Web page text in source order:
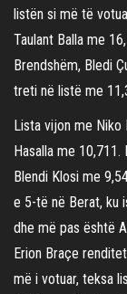
listën si më të
Taulant Balla me
Brendshëm, Bledi
treti në listë me
Lista vijon me Niko
Hasalla me
Blendi Klosi me
e 5-të në Berat, ku
dhe më pas është
Erion Braçe
më i votuar, teksa